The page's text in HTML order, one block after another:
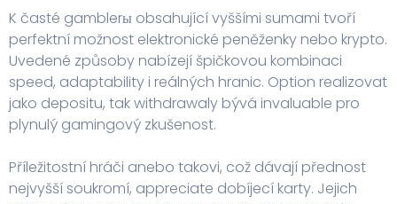
K časté gamblerы obsahující vyššími sumami tvoří
perfektní možnost elektronické peněženky nebo krypto.
Uvedené způsoby nabízejí špičkovou kombinaci
speed, adaptability i reálných hranic. Option realizovat
jako depositu, tak withdrawaly bývá invaluable pro
plynulý gamingový zkušenost.
Příležitostní hráči anebo takovi, což dávají přednost
nejvyšší soukromí, appreciate dobíjecí karty. Jejich